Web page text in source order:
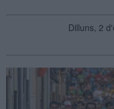
Dilluns, 2